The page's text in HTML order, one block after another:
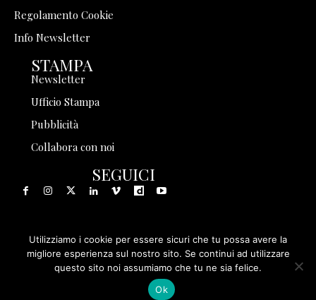
Regolamento Cookie
Info Newsletter
STAMPA
Newsletter
Ufficio Stampa
Pubblicità
Collabora con noi
SEGUICI
© 1999 - 2025 Storia in Rete Srl - Tutti i diritti riservati - P.
IVA 08570971005
Utilizziamo i cookie per essere sicuri che tu possa avere la
migliore esperienza sul nostro sito. Se continui ad utilizzare
questo sito noi assumiamo che tu ne sia felice.
Ok